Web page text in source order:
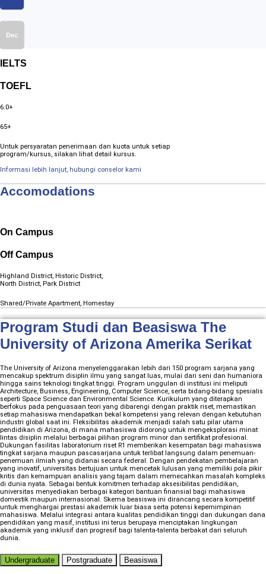
Dec
IELTS
TOEFL
6.0+
65+
Untuk persyaratan penerimaan dan kuota untuk setiap
program/kursus, silakan lihat detail kursus.
Informasi lebih lanjut, hubungi conselor kami
Accomodations
On Campus
Off Campus
Highland District, Historic District,
North District, Park District
Shared/Private Apartment, Homestay
Program Studi dan Beasiswa The
University of Arizona Amerika Serikat
The University of Arizona menyelenggarakan lebih dari 150 program sarjana yang
mencakup spektrum disiplin ilmu yang sangat luas, mulai dari seni dan humaniora
hingga sains teknologi tingkat tinggi. Program unggulan di institusi ini meliputi
Architecture, Business, Engineering, Computer Science, serta bidang-bidang spesialis
seperti Space Science dan Environmental Science. Kurikulum yang diterapkan
berfokus pada penguasaan teori yang dibarengi dengan praktik riset, memastikan
setiap mahasiswa mendapatkan bekal kompetensi yang relevan dengan kebutuhan
industri global saat ini. Fleksibilitas akademik menjadi salah satu pilar utama
pendidikan di Arizona, di mana mahasiswa didorong untuk mengeksplorasi minat
lintas disiplin melalui berbagai pilihan program minor dan sertifikat profesional.
Dukungan fasilitas laboratorium riset R1 memberikan kesempatan bagi mahasiswa
tingkat sarjana maupun pascasarjana untuk terlibat langsung dalam penemuan-
penemuan ilmiah yang didanai secara federal. Dengan pendekatan pembelajaran
yang inovatif, universitas bertujuan untuk mencetak lulusan yang memiliki pola pikir
kritis dan kemampuan analisis yang tajam dalam memecahkan masalah kompleks
di dunia nyata. Sebagai bentuk komitmen terhadap aksesibilitas pendidikan,
universitas menyediakan berbagai kategori bantuan finansial bagi mahasiswa
domestik maupun internasional. Skema beasiswa ini dirancang secara kompetitif
untuk menghargai prestasi akademik luar biasa serta potensi kepemimpinan
mahasiswa. Melalui integrasi antara kualitas pendidikan tinggi dan dukungan dana
pendidikan yang masif, institusi ini terus berupaya menciptakan lingkungan
akademik yang inklusif dan progresif bagi talenta-talenta berbakat dari seluruh
dunia.
Undergraduate Postgraduate Beasiswa